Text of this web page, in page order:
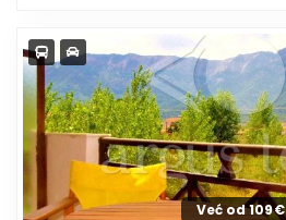
Već od 109€